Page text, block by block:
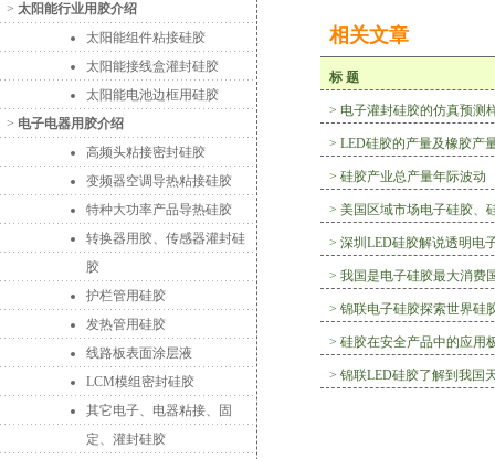
> 太阳能行业用胶介绍
太阳能组件粘接硅胶
太阳能接线盒灌封硅胶
太阳能电池边框用硅胶
> 电子电器用胶介绍
高频头粘接密封硅胶
变频器空调导热粘接硅胶
特种大功率产品导热硅胶
转换器用胶、传感器灌封硅
胶
护栏管用硅胶
发热管用硅胶
线路板表面涂层液
LCM模组密封硅胶
其它电子、电器粘接、固
定、灌封硅胶
相关文章
标 题
> 电子灌封硅胶的仿真预测
> LED硅胶的产量及橡胶产
> 硅胶产业总产量年际波动
> 美国区域市场电子硅胶、
> 深圳LED硅胶解说透明电
> 我国是电子硅胶最大消费
> 锦联电子硅胶探索世界硅
> 硅胶在安全产品中的应用
> 锦联LED硅胶了解到我国